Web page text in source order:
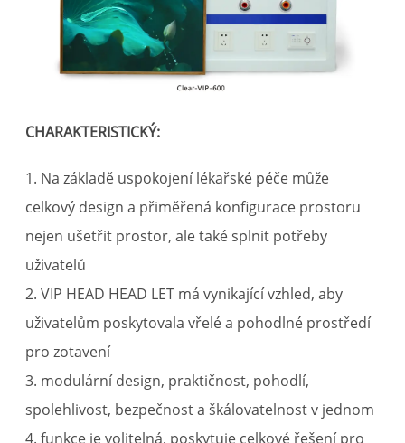
CHARAKTERISTICKÝ:
1. Na základě uspokojení lékařské péče může
celkový design a přiměřená konfigurace prostoru
nejen ušetřit prostor, ale také splnit potřeby
uživatelů
2. VIP HEAD HEAD LET má vynikající vzhled, aby
uživatelům poskytovala vřelé a pohodlné prostředí
pro zotavení
3. modulární design, praktičnost, pohodlí,
spolehlivost, bezpečnost a škálovatelnost v jednom
4. funkce je volitelná, poskytuje celkové řešení pro